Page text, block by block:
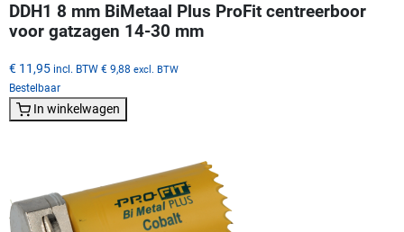
DDH1 8 mm BiMetaal Plus ProFit centreerboor
voor gatzagen 14-30 mm
€ 11,95 incl. BTW € 9,88 excl. BTW
Bestelbaar
In winkelwagen